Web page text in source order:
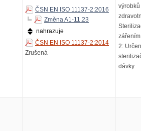
ČSN EN ISO 11137-2:2016
Změna A1-11.23
nahrazuje
ČSN EN ISO 11137-2:2014
Zrušená
2:
dávky